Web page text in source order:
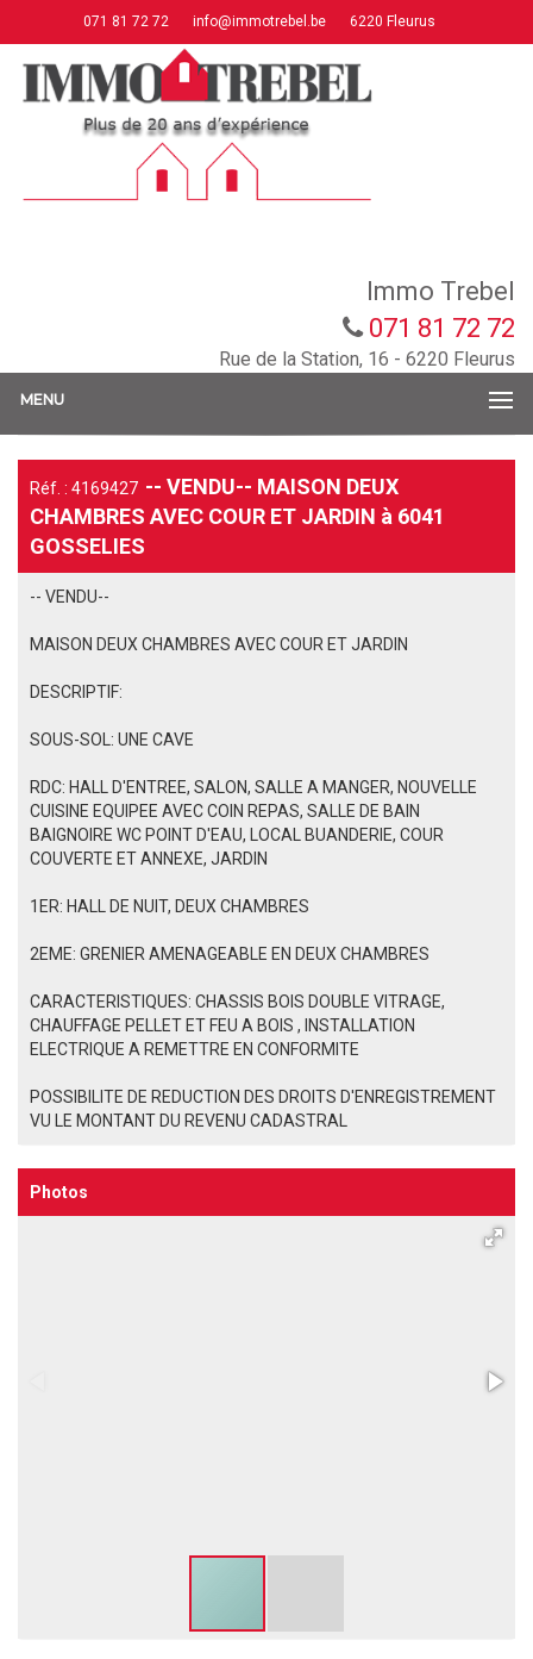
071 81 72 72 info@immotrebel.be 6220 Fleurus
Immo Trebel
071 81 72 72
Rue de la Station, 16 - 6220 Fleurus
MENU
Réf. : 4169427 -- VENDU-- MAISON DEUX
CHAMBRES AVEC COUR ET JARDIN à 6041
GOSSELIES
-- VENDU--
MAISON DEUX CHAMBRES AVEC COUR ET JARDIN
DESCRIPTIF:
SOUS-SOL: UNE CAVE
RDC: HALL D'ENTREE, SALON, SALLE A MANGER, NOUVELLE
CUISINE EQUIPEE AVEC COIN REPAS, SALLE DE BAIN
BAIGNOIRE WC POINT D'EAU, LOCAL BUANDERIE, COUR
COUVERTE ET ANNEXE, JARDIN
1ER: HALL DE NUIT, DEUX CHAMBRES
2EME: GRENIER AMENAGEABLE EN DEUX CHAMBRES
CARACTERISTIQUES: CHASSIS BOIS DOUBLE VITRAGE,
CHAUFFAGE PELLET ET FEU A BOIS , INSTALLATION
ELECTRIQUE A REMETTRE EN CONFORMITE
POSSIBILITE DE REDUCTION DES DROITS D'ENREGISTREMENT
VU LE MONTANT DU REVENU CADASTRAL
Photos